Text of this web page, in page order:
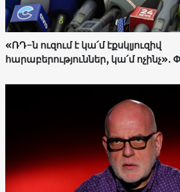
«ՌԴ-ն ուզում է կա՛մ էքսկլյուզիվ
հարաբերություններ, կա՛մ ոչինչ»․